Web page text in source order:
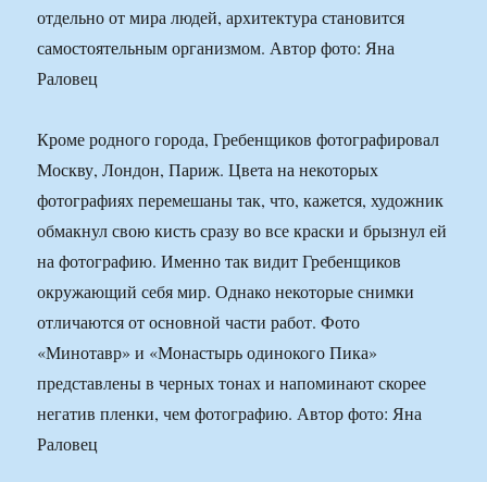
отдельно от мира людей, архитектура становится
самостоятельным организмом. Автор фото: Яна
Раловец
Кроме родного города, Гребенщиков фотографировал
Москву, Лондон, Париж. Цвета на некоторых
фотографиях перемешаны так, что, кажется, художник
обмакнул свою кисть сразу во все краски и брызнул ей
на фотографию. Именно так видит Гребенщиков
окружающий себя мир. Однако некоторые снимки
отличаются от основной части работ. Фото
«Минотавр» и «Монастырь одинокого Пика»
представлены в черных тонах и напоминают скорее
негатив пленки, чем фотографию. Автор фото: Яна
Раловец